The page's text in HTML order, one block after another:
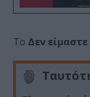
Το Δεν